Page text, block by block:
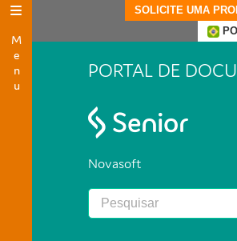
Menu
SOLICITE UMA
PORTAL DE
Novasoft